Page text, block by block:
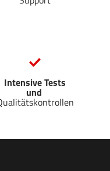
Intensive Tests
und